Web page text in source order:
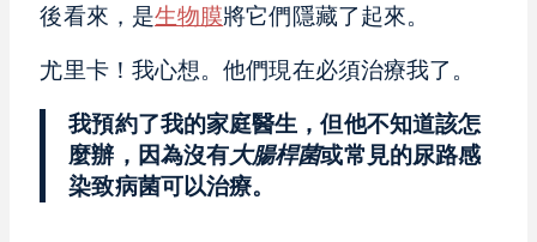
後看來，是生物膜將它們隱藏了起來。
尤里卡！我心想。他們現在必須治療我了。
我預約了我的家庭醫生，但他不知道該怎
麼辦，因為沒有大腸桿菌或常見的尿路感
染致病菌可以治療。